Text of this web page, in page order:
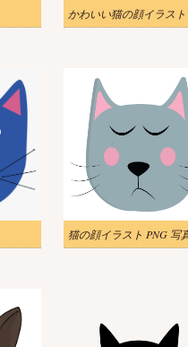
かわいい猫の顔イラス
猫の顔イラスト PNG 写